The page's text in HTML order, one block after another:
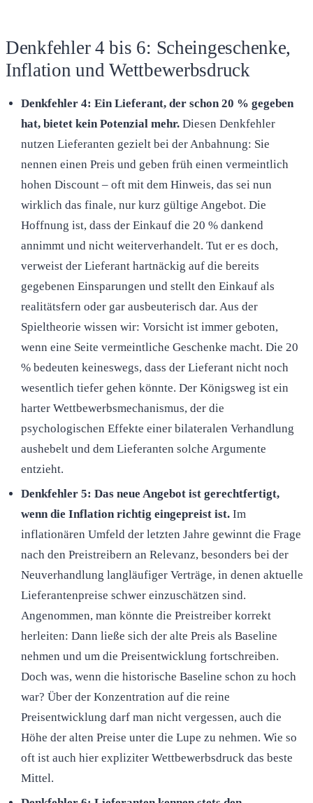
Denkfehler 4 bis 6: Scheingeschenke,
Inflation und Wettbewerbsdruck
Denkfehler 4: Ein Lieferant, der schon 20 % gegeben
hat, bietet kein Potenzial mehr. Diesen Denkfehler
nutzen Lieferanten gezielt bei der Anbahnung: Sie
nennen einen Preis und geben früh einen vermeintlich
hohen Discount – oft mit dem Hinweis, das sei nun
wirklich das finale, nur kurz gültige Angebot. Die
Hoffnung ist, dass der Einkauf die 20 % dankend
annimmt und nicht weiterverhandelt. Tut er es doch,
verweist der Lieferant hartnäckig auf die bereits
gegebenen Einsparungen und stellt den Einkauf als
realitätsfern oder gar ausbeuterisch dar. Aus der
Spieltheorie wissen wir: Vorsicht ist immer geboten,
wenn eine Seite vermeintliche Geschenke macht. Die 20
% bedeuten keineswegs, dass der Lieferant nicht noch
wesentlich tiefer gehen könnte. Der Königsweg ist ein
harter Wettbewerbsmechanismus, der die
psychologischen Effekte einer bilateralen Verhandlung
aushebelt und dem Lieferanten solche Argumente
entzieht.
Denkfehler 5: Das neue Angebot ist gerechtfertigt,
wenn die Inflation richtig eingepreist ist. Im
inflationären Umfeld der letzten Jahre gewinnt die Frage
nach den Preistreibern an Relevanz, besonders bei der
Neuverhandlung langläufiger Verträge, in denen aktuelle
Lieferantenpreise schwer einzuschätzen sind.
Angenommen, man könnte die Preistreiber korrekt
herleiten: Dann ließe sich der alte Preis als Baseline
nehmen und um die Preisentwicklung fortschreiben.
Doch was, wenn die historische Baseline schon zu hoch
war? Über der Konzentration auf die reine
Preisentwicklung darf man nicht vergessen, auch die
Höhe der alten Preise unter die Lupe zu nehmen. Wie so
oft ist auch hier expliziter Wettbewerbsdruck das beste
Mittel.